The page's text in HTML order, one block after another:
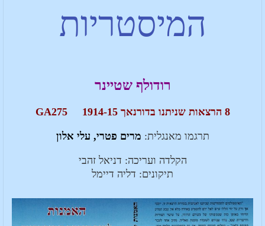
המיסטריות
רודולף שטיינר
8 הרצאות שניתנו בדורנאך 1914-15 GA275
תרגמו מאנגלית: מרים פטרי, עלי אלון
הקלדה ועריכה: דניאל זהבי
תיקונים: דליה דיימל